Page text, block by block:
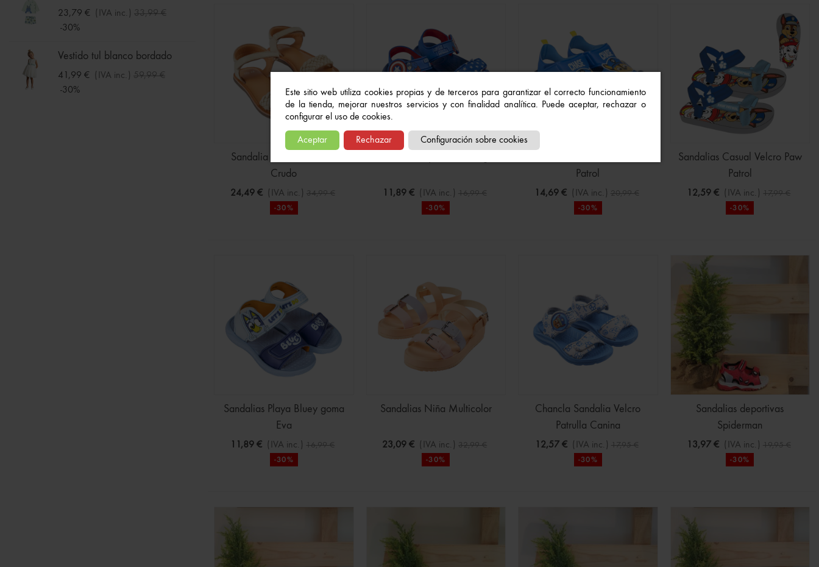
Este sitio web utiliza cookies propias y de terceros para garantizar el correcto funcionamiento
de la tienda, mejorar nuestros servicios y con finalidad analítica. Puede aceptar, rechazar o
configurar el uso de cookies.
Aceptar Rechazar Configuración sobre cookies
23,79 € (IVA inc.)
33,99 €
-30%
Vestido tul blanco bordado
41,99 € (IVA inc.)
59,99 €
-30%
infantiles
11,89 € (IVA inc.)
-30%
Pack 4 Calcetines Real Madrid
en Bote
(IVA inc.) 11,99 € -30%
Sandalia Trenzada Color
Crudo
24,49 € (IVA inc.) 34,99 €
-30%
11,89 € (IVA inc.) 16,99 €
-30%
Patrol
14,69 € (IVA inc.) 20,99 €
-30%
Sandalias Casual Velcro Paw
Patrol
12,59 € (IVA inc.) 17,99 €
-30%
Sandalias Playa Bluey goma
Eva
11,89 € (IVA inc.) 16,99 €
-30%
Sandalias Niña Multicolor
23,09 € (IVA inc.) 32,99 €
-30%
Chancla Sandalia Velcro
Patrulla Canina
12,57 € (IVA inc.) 17,95 €
-30%
Sandalias deportivas
Spiderman
13,97 € (IVA inc.) 19,95 €
-30%